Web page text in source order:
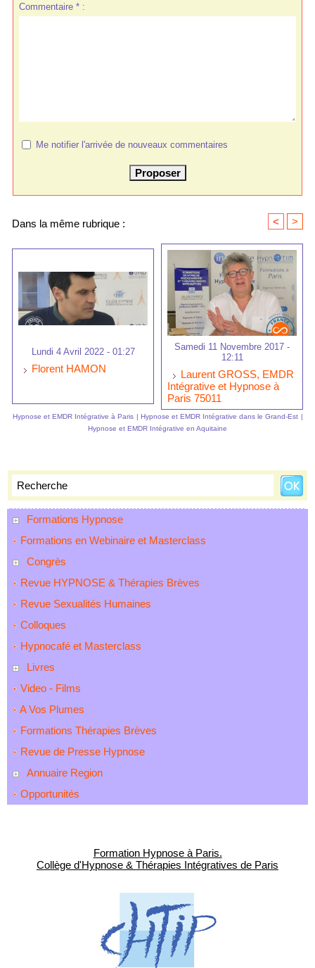
Formations Hypnose
Formations en Webinaire et Masterclass
Congrès
Revue HYPNOSE & Thérapies Brèves
Revue Sexualités Humaines
Colloques
Hypnocafé et Masterclass
Livres
Video - Films
A Vos Plumes
Formations Thérapies Brèves
Revue de Presse Hypnose
Annuaire Region
Opportunités
Formation Hypnose à Paris.
Collège d'Hypnose & Thérapies Intégratives de Paris
Commentaire * :
Me notifier l'arrivée de nouveaux commentaires
Dans la même rubrique : < >
Lundi 4 Avril 2022 - 01:27
Florent HAMON
Samedi 11 Novembre 2017 -
12:11
Laurent GROSS, EMDR
Intégrative et Hypnose à
Paris 75011
Hypnose et EMDR Intégrative à Paris | Hypnose et EMDR Intégrative dans le Grand-Est |
Hypnose et EMDR Intégrative en Aquitaine